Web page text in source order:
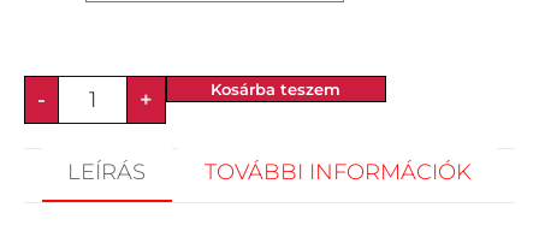
- + Kosárba teszem
LEÍRÁS TOVÁBBI INFORMÁCIÓK